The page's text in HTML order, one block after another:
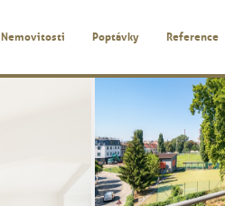
Nemovitosti Poptávky Reference